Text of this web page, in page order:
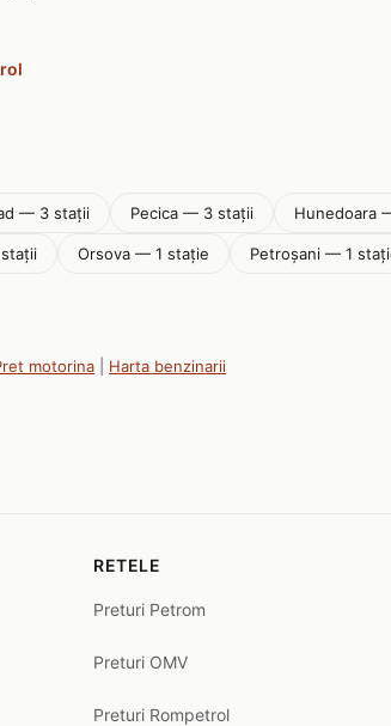
— 3 stații Pecica — 3 stații Hunedoara
Orsova — 1 stație Petroșani — 1
motorina Harta benzinarii
RETELE
Preturi Petrom
Preturi OMV
Preturi Rompetrol